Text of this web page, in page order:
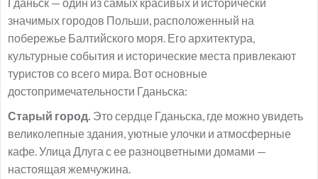
значимых городов Польши, расположенный на
побережье Балтийского моря. Его архитектура,
культурные события и исторические места привлекают
туристов со всего мира. Вот основные
достопримечательности Гданьска:
Старый город. Это сердце Гданьска, где можно увидеть
великолепные здания, уютные улочки и атмосферные
кафе. Улица Длуга с ее разноцветными домами —
настоящая жемчужина.